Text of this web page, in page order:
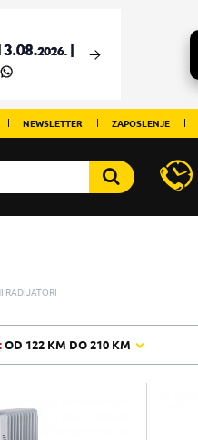
NEWSLETTER ZAPOSLENJE
RADIJATORI
OD 122 KM DO210 KM